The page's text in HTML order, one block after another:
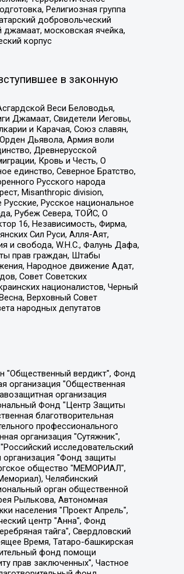
Религиозная группа
добровольческий
московская ячейка,
корпус
в законную
Веси Беловодья,
Джамаат, Свидетели Иеговы,
и Карачая, Союз славян,
Дьявола, Армия воли
Древнерусской
Кровь и Честь, О
единство, Северное Братство,
Русского народа
Misanthropic division,
Русское национальное
Рубеж Севера, ТОЙС, О
16, Независимость, Фирма,
Сил Руси, Алля-Аят,
и свобода, W.H.С., Фалунь Дафа,
прав граждан, Штабы
Народное движение Адат,
Совет Советских
националистов, Черный
Верховный Совет
народных депутатов
и межкультурных коммуникаций "ИНТЕРРА", Маяковская Екатерина Алексеевна, Фейгин Марк Захарович, Филимонов Андрей Викторович, Дзугкоева Регина Николаевна, Доброхотов Роман Александрович, Дудь Юрий Александрович, Елкин Сергей Владимирович, Кругликов Кирилл Игоревич, Сабунаева Мария Леонидовна, Семенов Алексей Владимирович, Шаинян Карен Багратович, Шульман Екатерина Михайловна, Асафьев Артур Валерьевич, Вахштайн Виктор Семенович, Венедиктов Алексей Алексеевич, Лушникова Екатерина Евгеньевна, Волков Леонид Михайлович, Невзоров Александр Глебович, Пархоменко Сергей Борисович, Сироткин Ярослав Николаевич, Кара-Мурза Владимир Владимирович, Баранова Наталья Владимировна, Гозман Леонид Яковлевич, Кагарлицкий Борис Юльевич, Климарев Михаил Валерьевич, Милов Владимир Станиславович, Автономная некоммерческая организация Краснодарский центр современного искусства "Типография", Моргенштерн Алишер Тагирович, Соболь Любовь Эдуардовна, Общество с ограниченной ответственностью "ЛИЗА НОРМ", Каспаров Гарри Кимович, Ходорковский Михаил Борисович, Общество с ограниченной ответственностью "Апрельские тезисы", Данилович Ирина Брониславовна, Кашин Олег Владимирович, Петров Николай Владимирович, Пивоваров Алексей Владимирович, Соколов Михаил Владимирович, Цветкова Юлия Владимировна, Чичваркин Евгений Александрович, Комитет против пыток/Команда против пыток, Общество с ограниченной ответственностью "Первый научный", Общество с ограниченной ответственностью "Вертолет и ко", Белоцерковская Вероника Борисовна, Кац Максим Евгеньевич, Лазарева Татьяна Юрьевна, Шаведдинов Руслан Табризович, Яшин Илья Валерьевич, Общество с ограниченной ответственностью "Иноагент ААВ", Алешковский Дмитрий Петрович, Альбац Евгения Марковна, Быков Дмитрий Львович, Галямина Юлия Евгеньевна, Лойко Сергей Леонидович, Мартынов Кирилл Константинович, Медведев Сергей Александрович, Крашенинников Федор Геннадиевич, Гордеева Катерина Вл